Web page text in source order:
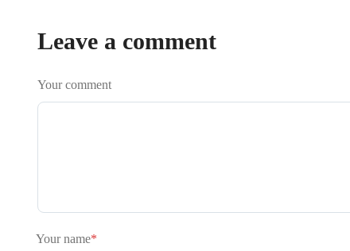
Leave a comment
Your comment
Your name*